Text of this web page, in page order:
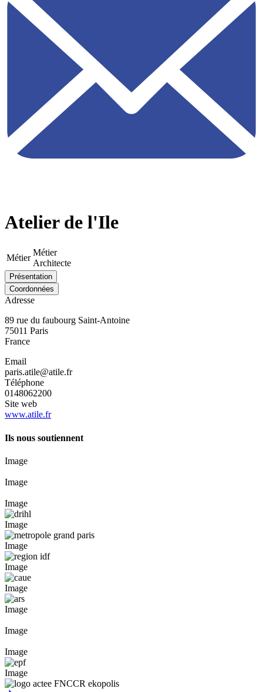
Atelier de l'Ile
Métier
Métier
Architecte
Présentation
Coordonnées
Adresse
89 rue du faubourg Saint-Antoine
75011 Paris
France
Email
paris.atile@atile.fr
Téléphone
0148062200
Site web
www.atile.fr
Ils nous soutiennent
Image
Image
Image
Image
Image
Image
Image
Image
Image
Image
Image